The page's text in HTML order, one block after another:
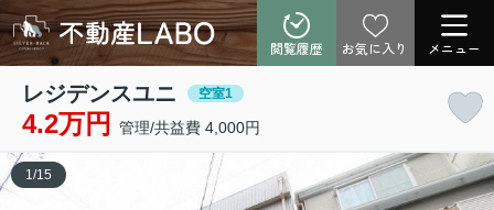
閲覧履歴 お気に入り メニュー
レジデンスユニ 空室1
4.2万円 管理/共益費 4,000円
1 /15